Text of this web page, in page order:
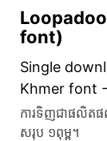
font)
Single
Khmer font
ការទិញជាផលិតផ
សរុប ១ពុម្ព។